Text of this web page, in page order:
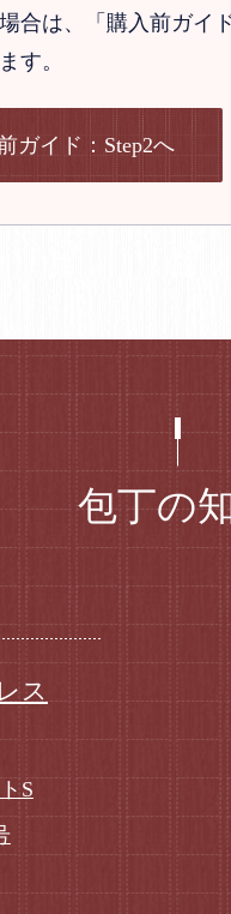
合は、「購入前ガイ
す。
ガイド：Step2へ
包丁の
ス
S